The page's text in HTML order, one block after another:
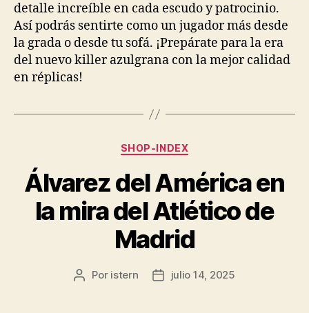
detalle increíble en cada escudo y patrocinio.
Así podrás sentirte como un jugador más desde
la grada o desde tu sofá. ¡Prepárate para la era
del nuevo killer azulgrana con la mejor calidad
en réplicas!
Categorías
SHOP-INDEX
Álvarez del América en
la mira del Atlético de
Madrid
Autor
Por istern
Fechajulio 14, 2025